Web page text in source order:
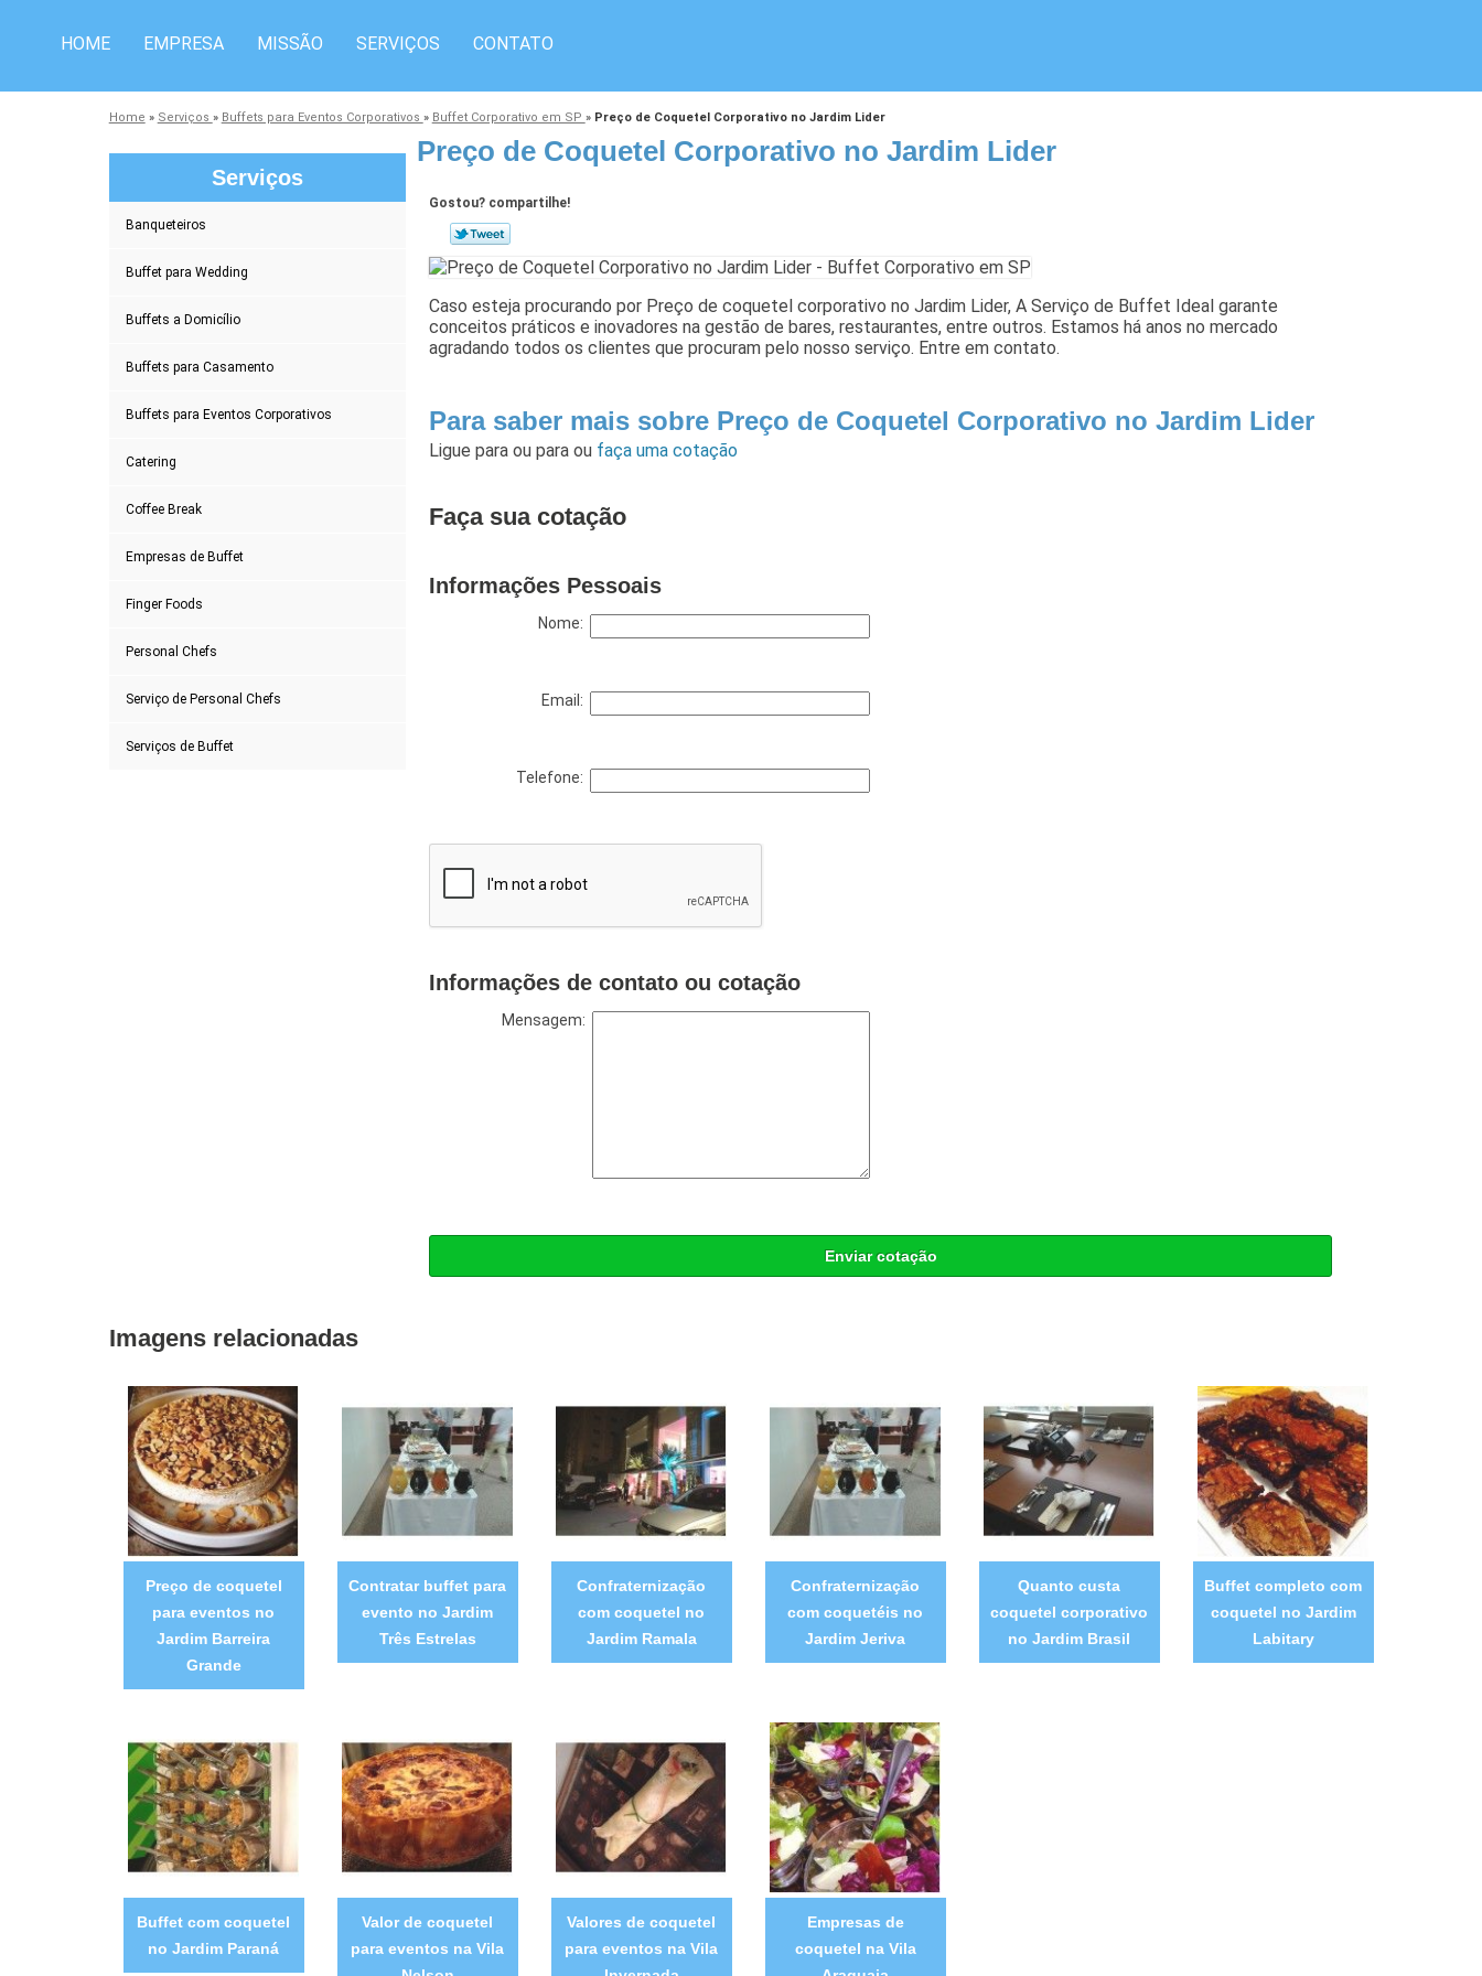
HOME EMPRESA MISSÃO SERVIÇOS CONTATO
Home » Serviços » Buffets para Eventos Corporativos » Buffet Corporativo em SP » Preço de Coquetel Corporativo no Jardim Lider
Serviços
Banqueteiros
Buffet para Wedding
Buffets a Domicílio
Buffets para Casamento
Buffets para Eventos Corporativos
Catering
Coffee Break
Empresas de Buffet
Finger Foods
Personal Chefs
Serviço de Personal Chefs
Serviços de Buffet
Preço de Coquetel Corporativo no Jardim Lider
Gostou? compartilhe!
Caso esteja procurando por Preço de coquetel corporativo no Jardim Lider, A Serviço de Buffet Ideal garante
conceitos práticos e inovadores na gestão de bares, restaurantes, entre outros. Estamos há anos no mercado
agradando todos os clientes que procuram pelo nosso serviço. Entre em contato.
Para saber mais sobre Preço de Coquetel Corporativo no Jardim Lider
Ligue paraou paraou faça uma cotação
Faça sua cotação
Informações Pessoais
Nome:
Email:
Telefone:
Informações de contato ou cotação
Mensagem:
Enviar cotação
Imagens relacionadas
Preço de coquetel
para eventos no
Jardim Barreira
Grande
Contratar buffet para
evento no Jardim
Três Estrelas
Confraternização
com coquetel no
Jardim Ramala
Confraternização
com coquetéis no
Jardim Jeriva
Quanto custa
coquetel corporativo
no Jardim Brasil
Buffet completo com
coquetel no Jardim
Labitary
Buffet com coquetel
no Jardim Paraná
Valor de coquetel
para eventos na Vila
Valores de coquetel
para eventos na Vila
Empresas de
coquetel na Vila